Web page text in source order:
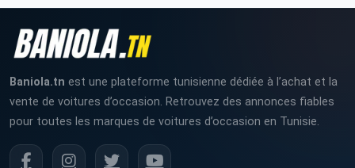
Baniola.tn est une plateforme tunisienne dédiée à l’achat et la
vente de voitures d’occasion. Retrouvez des annonces fiables
pour toutes les marques de voitures d’occasion en Tunisie.